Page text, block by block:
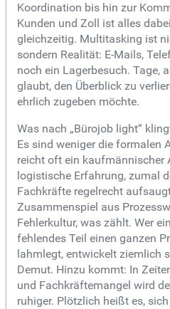
Koordination bis hin zur
Kunden und Zoll ist alles
gleichzeitig. Multitasking ist
sondern Realität: E-Mails,
noch ein Lagerbesuch. Tage,
glaubt, den Überblick zu
ehrlich zugeben möchte.
Was nach „Bürojob light“
Es sind weniger die formalen
reicht oft ein kaufmännischer
logistische Erfahrung, zumal
Fachkräfte regelrecht
Zusammenspiel aus
Fehlerkultur, was zählt. Wer
fehlendes Teil einen ganzen
lahmlegt, entwickelt ziemlich
Demut. Hinzu kommt: In
und Fachkräftemangel wird
ruhiger. Plötzlich heißt es,